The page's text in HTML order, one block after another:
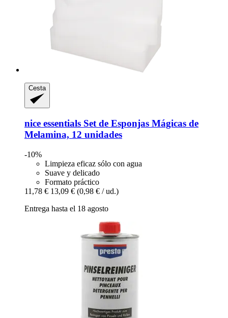
Cesta
nice essentials Set de Esponjas Mágicas de
Melamina, 12 unidades
-10%
Limpieza eficaz sólo con agua
Suave y delicado
Formato práctico
11,78 € 13,09 € (0,98 € / ud.)
Entrega hasta el 18 agosto